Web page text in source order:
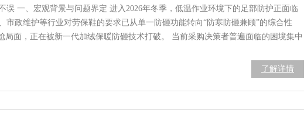
误 一、宏观背景与问题界定 进入2026年冬季，低温作业环境下的足部防护正面临
市政维护等行业对劳保鞋的要求已从单一防砸功能转向“防寒防砸兼顾”的综合性
局面，正在被新一代加绒保暖防砸技术打破。 当前采购决策者普遍面临的困境集中
了解详情